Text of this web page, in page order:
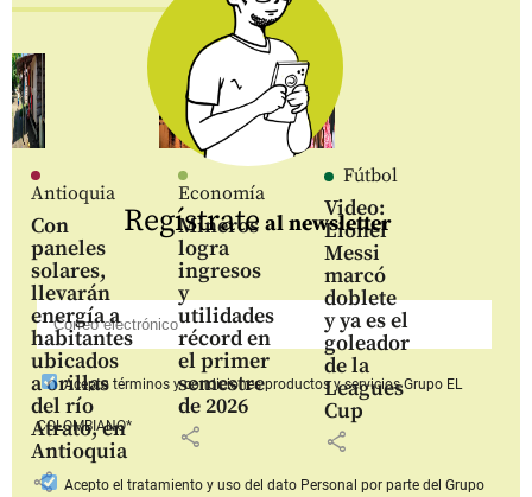
Antioquia
Con
paneles
solares,
llevarán
energía a
habitantes
ubicados
a orillas
del río
Atrato, en
Antioquia
share
Economía
Mineros
logra
ingresos
y
utilidades
récord en
el primer
semestre
de 2026
share
Fútbol
Video:
Lionel
Messi
marcó
doblete
y ya es el
goleador
de la
Leagues
Cup
share
Regístrate al newsletter
Aceptotérminos y condiciones productos y serviciosGrupo EL
COLOMBIANO*
Acepto el tratamiento y uso del dato Personal por parte del Grupo